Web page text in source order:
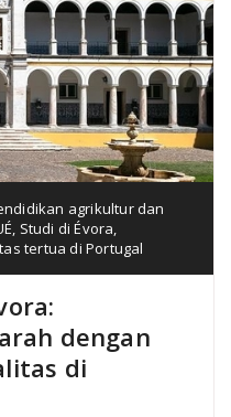
agrikultur dan
, Studi di Évora,
tertua di Portugal
dengan
di